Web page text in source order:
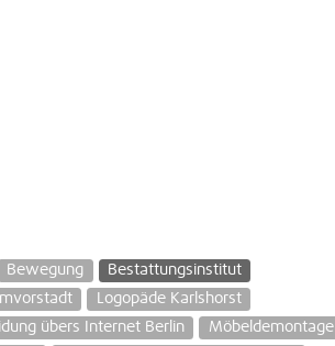
Bewegung
Bestattungsinstitut
Logopäde Karlshorst
übers Internet Berlin
Möbeldemontage